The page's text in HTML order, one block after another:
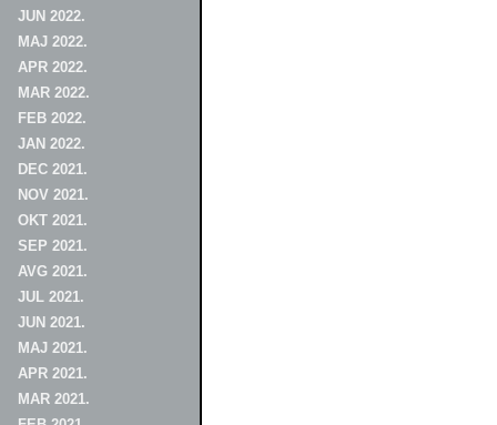
JUN 2022.
MAJ 2022.
APR 2022.
MAR 2022.
FEB 2022.
JAN 2022.
DEC 2021.
NOV 2021.
OKT 2021.
SEP 2021.
AVG 2021.
JUL 2021.
JUN 2021.
MAJ 2021.
APR 2021.
MAR 2021.